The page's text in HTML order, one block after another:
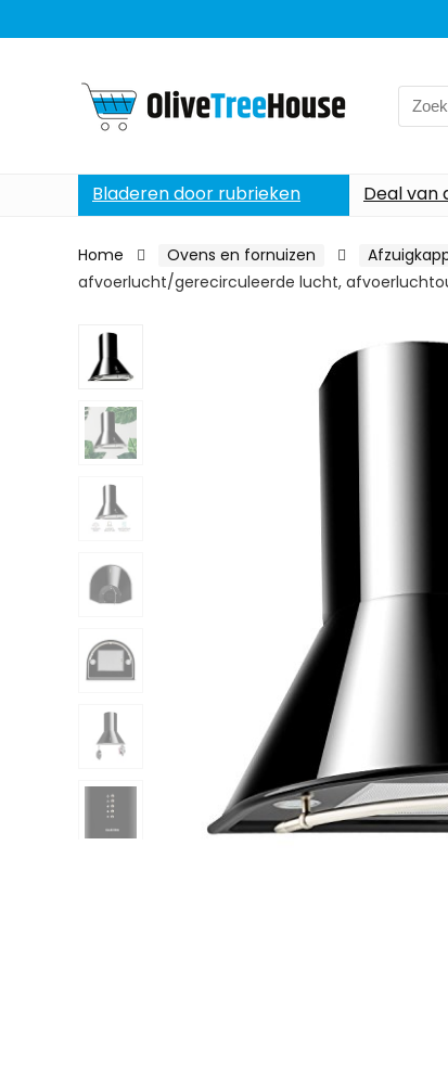
Search
for:
Bladeren door rubrieken Deal van
Home Ovens en fornuizen
afvoerlucht/gerecirculeerde lucht,